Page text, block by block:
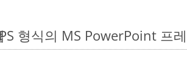
형식의 MS PowerPoint 프